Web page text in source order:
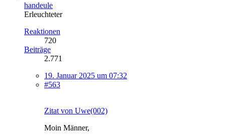
handeule
Erleuchteter
Reaktionen
720
Beiträge
2.771
19. Januar 2025 um 07:32
#563
Zitat von Uwe(002)
Moin Männer,